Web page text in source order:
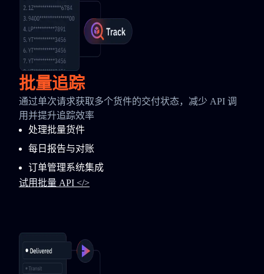
批量追踪
通过单次请求获取多个货件的交付状态，减少 API 调
用并提升追踪效率
处理批量货件
每日报告与对账
订单管理系统集成
试用批量 API </>